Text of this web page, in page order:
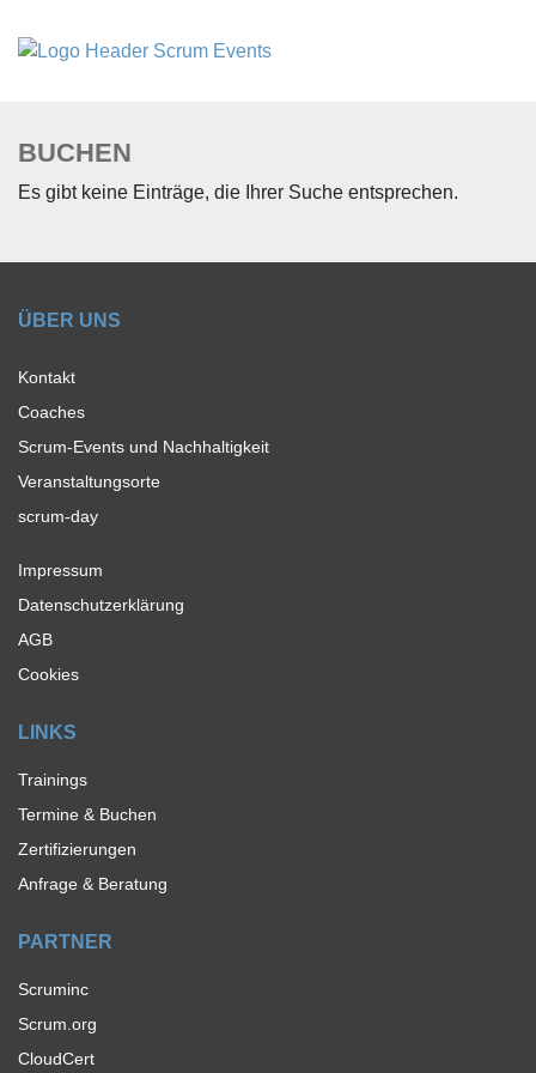
BUCHEN
Es gibt keine Einträge, die Ihrer Suche entsprechen.
ÜBER UNS
Kontakt
Coaches
Scrum-Events und Nachhaltigkeit
Veranstaltungsorte
scrum-day
Impressum
Datenschutzerklärung
AGB
Cookies
LINKS
Trainings
Termine & Buchen
Zertifizierungen
Anfrage & Beratung
PARTNER
Scruminc
Scrum.org
CloudCert